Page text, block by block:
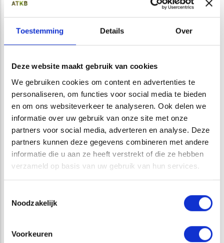
Toestemming Details Over
Deze website maakt gebruik van cookies
We gebruiken cookies om content en advertenties te
personaliseren, om functies voor social media te bieden
en om ons websiteverkeer te analyseren. Ook delen we
informatie over uw gebruik van onze site met onze
partners voor social media, adverteren en analyse. Deze
partners kunnen deze gegevens combineren met andere
informatie die u aan ze heeft verstrekt of die ze hebben
verzameld op basis van uw gebruik van hun services.
Noodzakelijk
Voorkeuren
Opstelling labexperiment in de loods van ATKB
Hoe werkt de kreeftengoot?
In een watergang of bij een vernauwing wordt de
kreeftengoot over de breedte van de doorgang geplaatst.
Op locaties met een grote waterbreedte kan ook worden
gekozen om de goot minder groot te dimensioneren en de
worden vanuit de goot naar een opvangbak geleid die
De volgende stap is dat we de effectiviteit van de goot in